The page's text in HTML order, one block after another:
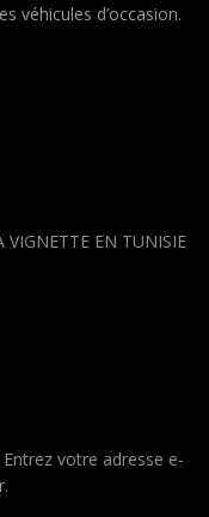
véhicules d’occasion.
VIGNETTE EN TUNISIE
votre adresse e-